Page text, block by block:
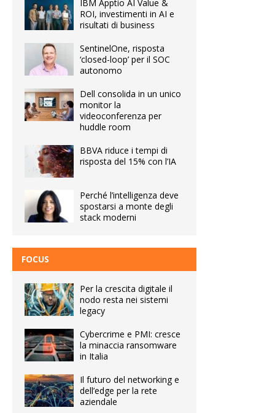
IBM Apptio AI Value &
ROI, investimenti in AI e
risultati di business
SentinelOne, risposta
‘closed-loop’ per il SOC
autonomo
Dell consolida in un unico
monitor la
videoconferenza per
huddle room
BBVA riduce i tempi di
risposta del 15% con l’IA
Perché l’intelligenza deve
spostarsi a monte degli
stack moderni
FOCUS
Per la crescita digitale il
nodo resta nei sistemi
legacy
Cybercrime e PMI: cresce
la minaccia ransomware
in Italia
Il futuro del networking e
dell’edge per la rete
aziendale